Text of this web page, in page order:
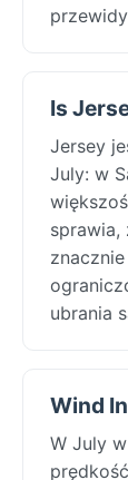
Is
Jersey
July: w
sprawia,
ubrania
Wind
W July